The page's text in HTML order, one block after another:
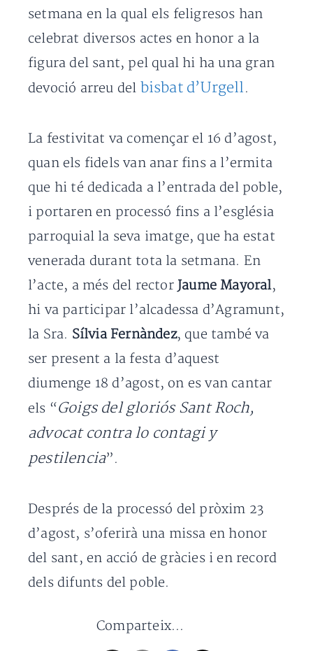
setmana en la qual els feligresos han
celebrat diversos actes en honor a la
figura del sant, pel qual hi ha una gran
devoció arreu del bisbat d’Urgell.
La festivitat va començar el 16 d’agost,
quan els fidels van anar fins a l’ermita
que hi té dedicada a l’entrada del poble,
i portaren en processó fins a l’església
parroquial la seva imatge, que ha estat
venerada durant tota la setmana. En
l’acte, a més del rector Jaume Mayoral,
hi va participar l’alcadessa d’Agramunt,
la Sra. Sílvia Fernàndez, que també va
ser present a la festa d’aquest
diumenge 18 d’agost, on es van cantar
els “Goigs del gloriós Sant Roch,
advocat contra lo contagi y
pestilencia”.
Després de la processó del pròxim 23
d’agost, s’oferirà una missa en honor
del sant, en acció de gràcies i en record
dels difunts del poble.
Comparteix...